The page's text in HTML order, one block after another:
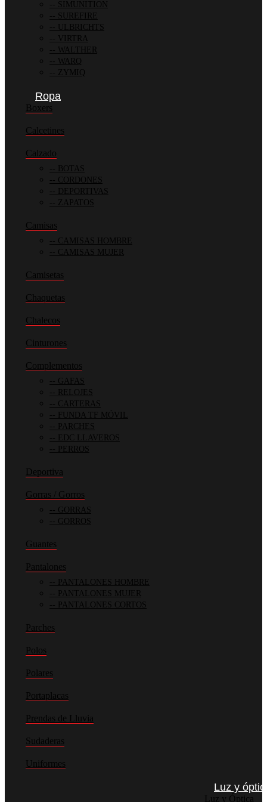
SIMUNITION
SUREFIRE
ULBRICHTS
VIRTRA
WALTHER
WARQ
ZYMIQ
Ropa
Boxers
Calcetines
Calzado
BOTAS
CORDONES
DEPORTIVAS
ZAPATOS
Camisas
CAMISAS HOMBRE
CAMISAS MUJER
Camisetas
Chaquetas
Chalecos
Cinturones
Complementos
GAFAS
RELOJES
CARTERAS
FUNDA TF MÓVIL
PARCHES
EDC LLAVEROS
PERROS
Deportiva
Gorras / Gorros
GORRAS
GORROS
Guantes
Pantalones
PANTALONES HOMBRE
PANTALONES MUJER
PANTALONES CORTOS
Parches
Polos
Polares
Portaplacas
Prendas de Lluvia
Sudaderas
Uniformes
Luz y
Luz y Óptica